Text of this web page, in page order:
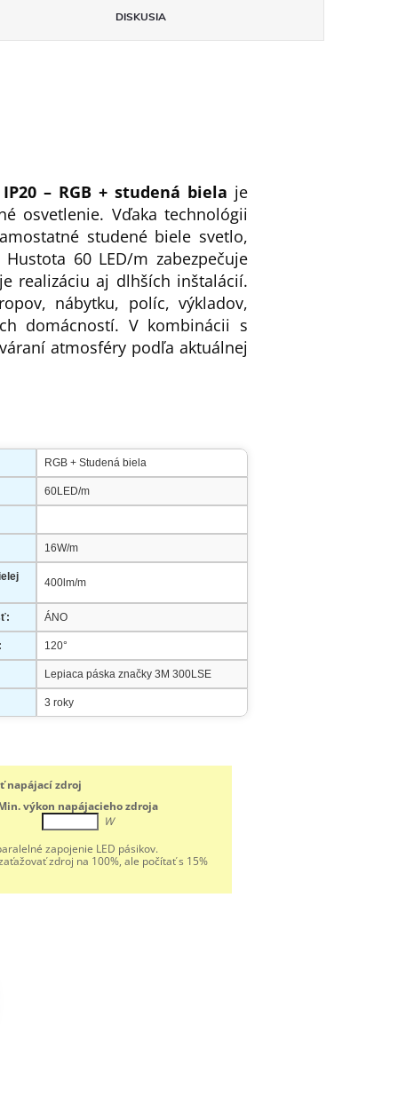
DISKUSIA
– RGB + studená biela je
osvetlenie. Vďaka technológii
studené biele svetlo,
60 LED/m zabezpečuje
realizáciu aj dlhších inštalácií.
nábytku, políc, výkladov,
domácností. V kombinácii s
atmosféry podľa aktuálnej
RGB + Studená biela
60LED/m
16W/m
400lm/m
ÁNO
120°
Lepiaca páska značky 3M 300LSE
3 roky
napájací zdroj
výkon napájacieho zdroja
W
zapojenie LED pásikov.
zdroj na 100%, ale počítať s 15%